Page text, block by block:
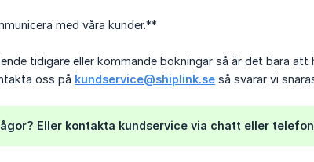
med våra kunder.**
tidigare eller kommande bokningar så är det bara
oss på kundservice@shiplink.se så svarar vi
Eller kontakta kundservice via chatt eller